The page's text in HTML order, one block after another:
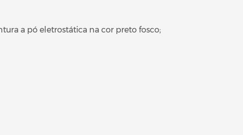
a pó eletrostática na cor preto fosco;